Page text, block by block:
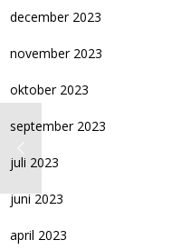
december 2023
november 2023
oktober 2023
september 2023
juli 2023
juni 2023
april 2023